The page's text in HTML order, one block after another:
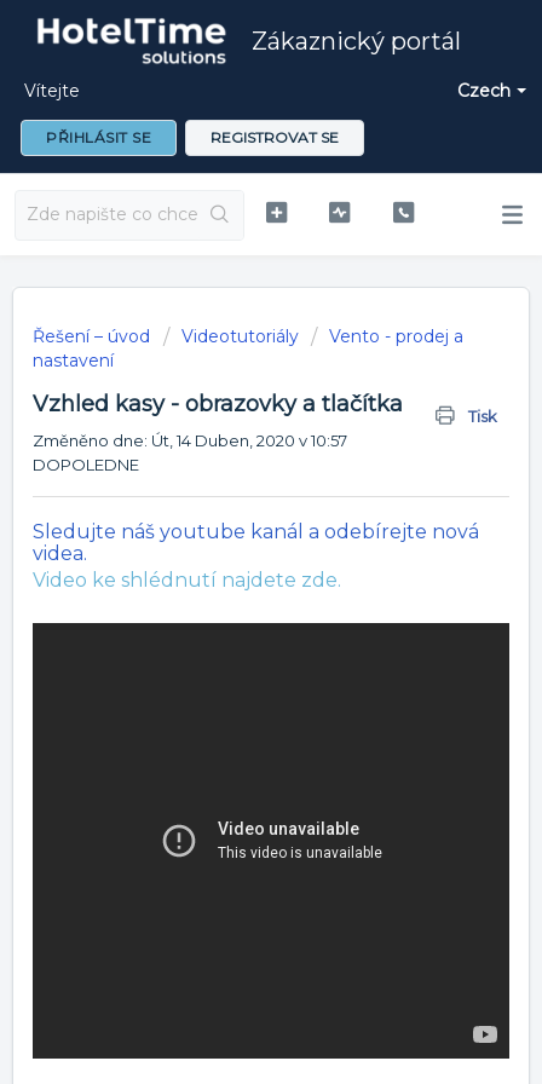
Zákaznický portál
Czech
Vítejte
PŘIHLÁSIT SE REGISTROVAT SE
Řešení – úvod Videotutoriály
Vento - prodej a
nastavení
Vzhled kasy - obrazovky a tlačítka
Tisk
Změněno dne: Út, 14 Duben, 2020 v 10:57
DOPOLEDNE
Sledujte náš youtube kanál a odebírejte nová
videa.
Video ke shlédnutí najdete zde.